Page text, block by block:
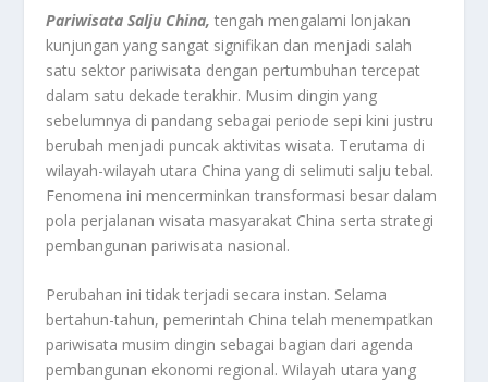
Pariwisata Salju China, tengah mengalami lonjakan
kunjungan yang sangat signifikan dan menjadi salah
satu sektor pariwisata dengan pertumbuhan tercepat
dalam satu dekade terakhir. Musim dingin yang
sebelumnya di pandang sebagai periode sepi kini justru
berubah menjadi puncak aktivitas wisata. Terutama di
wilayah-wilayah utara China yang di selimuti salju tebal.
Fenomena ini mencerminkan transformasi besar dalam
pola perjalanan wisata masyarakat China serta strategi
pembangunan pariwisata nasional.
Perubahan ini tidak terjadi secara instan. Selama
bertahun-tahun, pemerintah China telah menempatkan
pariwisata musim dingin sebagai bagian dari agenda
pembangunan ekonomi regional. Wilayah utara yang